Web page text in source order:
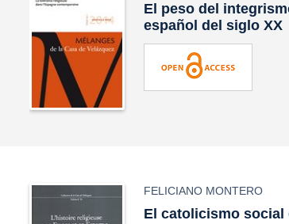
El peso del
español del siglo XX
FELICIANO MONTERO
El catolicismo social